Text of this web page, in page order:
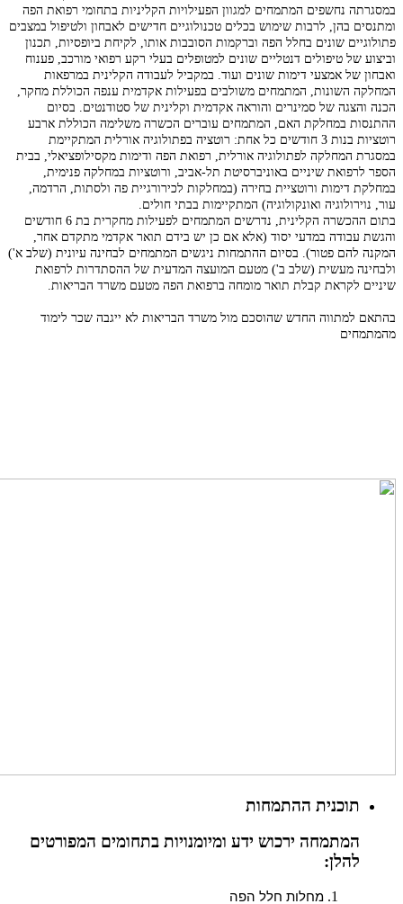
במסגרתה נחשפים המתמחים למגוון הפעילויות הקליניות בתחומי רפואת הפה
ומתנסים בהן, לרבות שימוש בכלים טכנולוגיים חדישים לאבחון ולטיפול במצבים
פתולוגיים שונים בחלל הפה וברקמות הסובבות אותו, לקיחת ביופסיות, תכנון
וביצוע של טיפולים דנטליים שונים למטופלים בעלי רקע רפואי מורכב, פענוח
ואבחון של אמצעי דימות שונים ועוד. במקביל לעבודה הקלינית במרפאות
המחלקה השונות, המתמחים משולבים בפעילות אקדמית ענפה הכוללת מחקר,
הכנה והצגה של סמינרים והוראה אקדמית וקלינית של סטודנטים. בסיום
ההתנסות במחלקת האם, המתמחים עוברים הכשרה משלימה הכוללת ארבע
רוטציות בנות 3 חודשים כל אחת: רוטציה בפתולוגיה אורלית המתקיימת
במסגרת המחלקה לפתולוגיה אורלית, רפואת הפה ודימות מקסילופציאלי, בבית
הספר לרפואת שיניים באוניברסיטת תל-אביב, ורוטציות במחלקה פנימית,
במחלקת דימות ורוטציית בחירה (במחלקות לכירורגיית פה ולסתות, הרדמה,
עור, נוירולוגיה ואונקולוגיה) המתקיימות בבתי חולים.
בתום ההכשרה הקלינית, נדרשים המתמחים לפעילות מחקרית בת 6 חודשים
והגשת עבודה במדעי יסוד (אלא אם כן יש בידם תואר אקדמי מתקדם אחר,
המקנה להם פטור). בסיום ההתמחות ניגשים המתמחים לבחינה עיונית (שלב א')
ולבחינה מעשית (שלב ב') מטעם המועצה המדעית של ההסתדרות לרפואת
שיניים לקראת קבלת תואר מומחה ברפואת הפה מטעם משרד הבריאות.
בהתאם למתווה החדש שהוסכם מול משרד הבריאות לא ייגבה שכר לימוד
מהמתמחים
תוכנית ההתמחות
המתמחה ירכוש ידע ומיומנויות בתחומים המפורטים
להלן:
מחלות חלל הפה